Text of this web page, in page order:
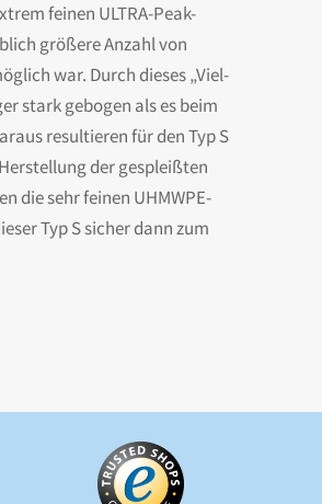
feinen ULTRA-Peak-
größere Anzahl von
war. Durch dieses „Viel-
stark gebogen als es beim
resultieren für den Typ S
der gespleißten
die sehr feinen UHMWPE-
Typ S sicher dann zum